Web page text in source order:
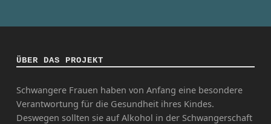
ÜBER DAS PROJEKT
Schwangere Frauen haben von Anfang eine besondere
Verantwortung für die Gesundheit ihres Kindes.
Deswegen sollten sie auf Alkohol in der Schwangerschaft